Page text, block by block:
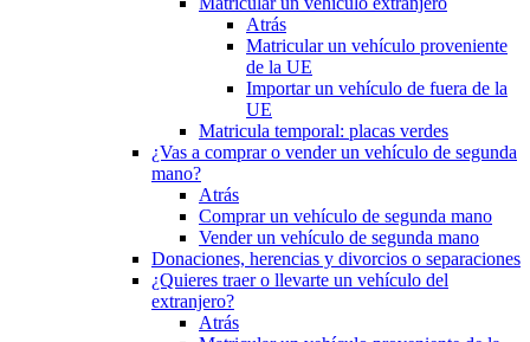
Atrás
Matricular un vehículo proveniente
de la UE
Importar un vehículo de fuera de la
UE
Matricula temporal: placas verdes
¿Vas a comprar o vender un vehículo de segunda
mano?
Atrás
Comprar un vehículo de segunda mano
Vender un vehículo de segunda mano
Donaciones, herencias y divorcios o separaciones
¿Quieres traer o llevarte un vehículo del
extranjero?
Atrás